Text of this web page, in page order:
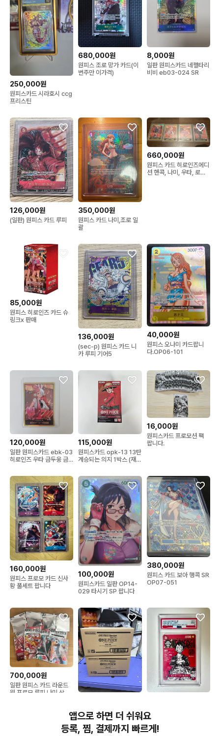
250,000원
원피스카드 시라호시 ccg
프리스틴
680,000원
원피스 조로 망가 카드(이
번주만 이가격)
8,000원
일판 원피스카드 네펠타리
비비 eb03-024 SR
126,000원
(일판) 원피스 카드 루피
350,000원
원피스 카드 나미,조로 일
괄
660,000원
원피스 카드 히로인즈에디
션 핸콕, 나미, 우타, 로빈
85,000원
원피스 히로인즈 카드 슈
링크x 판매
136,000원
(sec-p) 원피스 카드 니
카 루피 기어5
40,000원
원피스 오나미 카드팝니
다.OP06-101
120,000원
일판 원피스카드 ebk-03
히로인즈 우타 금두웅 금
115,000원
원피스카드 opk-13 13탄
계승되는 의지 1박스 (재고
16,000원
원피스카드 프로모션 팩
팝니다.
160,000원
원피스 프로모 카드 신사
황 풀세트 팝니다
100,000원
원피스카드 일판 OP14-
029 타시기 SP 팝니다
380,000원
원피스 카드 보아 행콕 SR
OP07-051
700,000원
일판 원피스 카드 라운드
원 프로모 루피 나미 상디
원피스 카드 히로인즈 에
디션 EBK-03 미개봉카톤
팜
원피스 매거진 20 루피 프
로모카드 psa9
앱으로 하면 더 쉬워요
등록, 찜, 결제까지 빠르게!